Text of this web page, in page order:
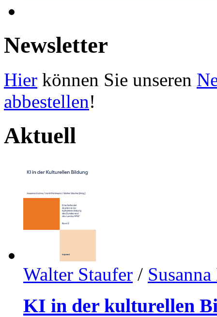
Newsletter
Hier können Sie unseren
abbestellen!
Aktuell
Walter Staufer /
KI in der kulturellen